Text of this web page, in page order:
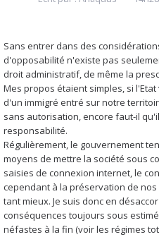
Sans entrer dans des
d'opposabilité n'existe pas
droit administratif, de même la
Mes propos étaient simples, si
d'un immigré entré sur notre
sans autorisation, encore faut-il
responsabilité.
Régulièrement, le gouvernement
moyens de mettre la société sous
saisies de connexion internet, le
cependant à la préservation de
tant mieux. Je suis donc en
conséquences toujours sous
néfastes à la fin (voir les régimes